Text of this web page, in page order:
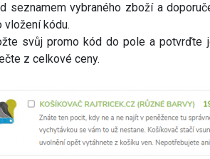
seznamem vybraného zboží a
vložení kódu.
svůj promo kód do pole a potvrďte
z celkové ceny.